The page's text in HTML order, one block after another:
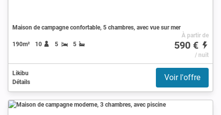
Maison de campagne confortable, 5 chambres, avec vue sur mer
190m² 10 5 5
À partir de
590 €
/ nuit
Likibu
Détails
Voir l'offre